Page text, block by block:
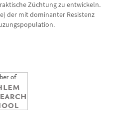
Züchtung zu entwickeln.
der mit dominanter Resistenz